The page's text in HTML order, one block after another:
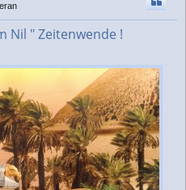
Nil " Zeitenwende !